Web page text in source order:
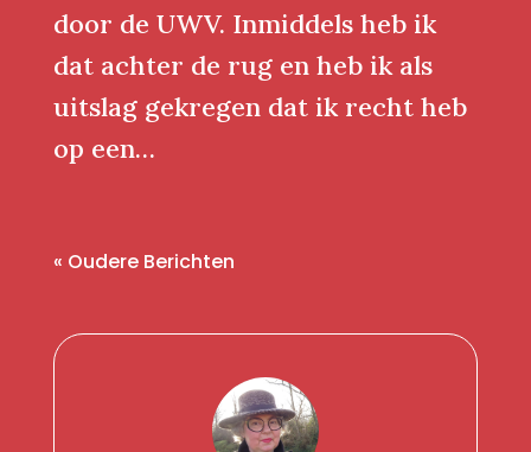
door de UWV. Inmiddels heb ik
dat achter de rug en heb ik als
uitslag gekregen dat ik recht heb
op een…
« Oudere Berichten